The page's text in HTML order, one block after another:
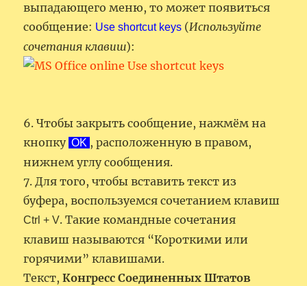
выпадающего меню, то может появиться
сообщение: Use shortcut keys (Используйте
сочетания клавиш):
6. Чтобы закрыть сообщение, нажмём на
кнопку OK , расположенную в правом,
нижнем углу сообщения.
7. Для того, чтобы вставить текст из
буфера, воспользуемся сочетанием клавиш
Ctrl + V. Такие командные сочетания
клавиш называются “Короткими или
горячими” клавишами.
Текст,Конгресс Соединенных Штатов